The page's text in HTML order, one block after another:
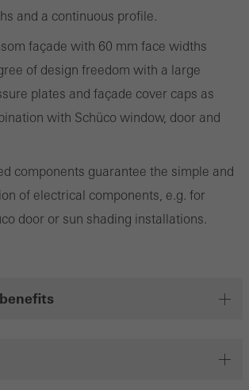
and a continuous profile.
façade with 60 mm face widths
of design freedom with a large
plates and façade cover caps as
with Schüco window, door and
components guarantee the simple and
of electrical components, e.g. for
door or sun shading installations.
файлы cookie
cookie используются сторонними
для отображения
и востребованной рекламы для
Для этого они отслеживают
сайтах. Это касается и сторонних
предоставляют свои услуги